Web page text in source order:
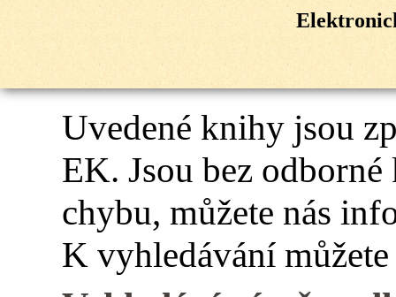
Uvedené knihy jsou
EK. Jsou bez
chybu, můžete nás
K vyhledávání